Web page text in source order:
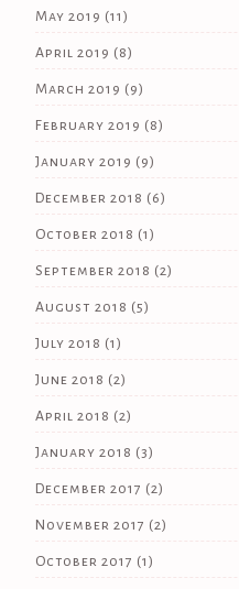
May 2019 (11)
April 2019 (8)
March 2019 (9)
February 2019 (8)
January 2019 (9)
December 2018 (6)
October 2018 (1)
September 2018 (2)
August 2018 (5)
July 2018 (1)
June 2018 (2)
April 2018 (2)
January 2018 (3)
December 2017 (2)
November 2017 (2)
October 2017 (1)